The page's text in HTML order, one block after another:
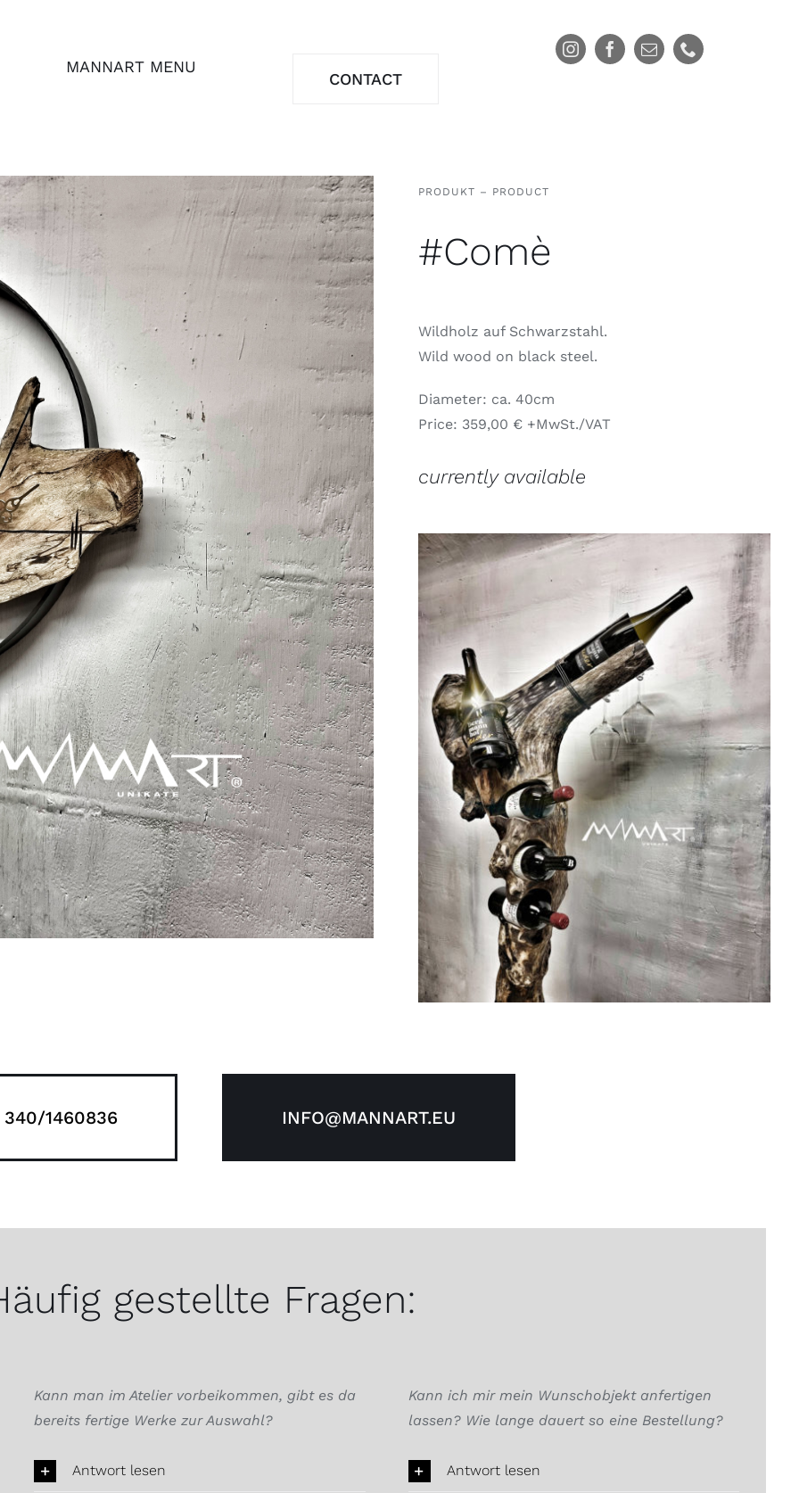
MANNART MENU
CONTACT
PRODUKT – PRODUCT
#Comè
Wildholz auf Schwarzstahl.
Wild wood on black steel.
Diameter: ca. 40cm
Price: 359,00 € +MwSt./VAT
currently available
1460836 INFO@MANNART.EU
gestellte Fragen:
Kann man im Atelier vorbeikommen, gibt es da
bereits fertige Werke zur Auswahl?
Antwort lesen
Kann ich mir mein Wunschobjekt anfertigen
lassen? Wie lange dauert so eine Bestellung?
Antwort lesen